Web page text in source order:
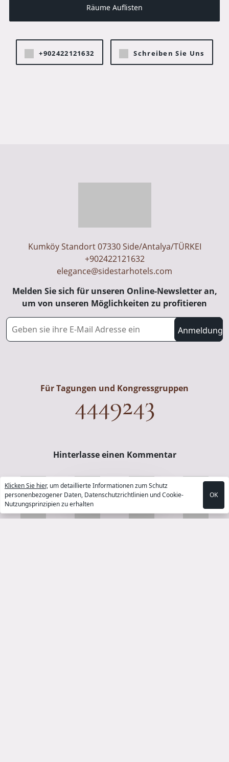
Räume Auflisten
+902422121632 Schreiben Sie Uns
Kumköy Standort 07330 Side/Antalya/TÜRKEI
+902422121632
elegance@sidestarhotels.com
Melden Sie sich für unseren Online-Newsletter an,
um von unseren Möglichkeiten zu profitieren
Für Tagungen und Kongressgruppen
4449243
Hinterlasse einen Kommentar
Klicken Sie hier, um detaillierte Informationen zum Schutz
personenbezogener Daten, Datenschutzrichtlinien und Cookie-
Nutzungsprinzipien zu erhalten
OK
Buche Jetzt